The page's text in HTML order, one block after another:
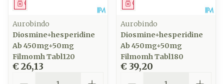
Geneesmiddel
Aurobindo
Diosmine+hesperidine
Ab 450mg+50mg
Filmomh Tabl120
€ 26,13
Geneesmiddel
Aurobindo
Diosmine+hesperidine
Ab 450mg+50mg
Filmomh Tabl180
€ 39,20